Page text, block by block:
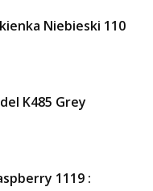
Niebieski 110
K485 Grey
1119 :